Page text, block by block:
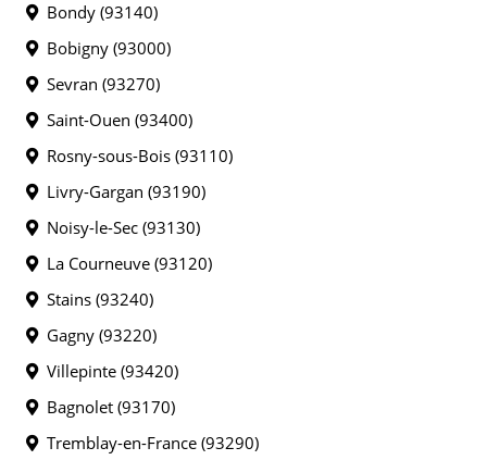
Bondy (93140)
Bobigny (93000)
Sevran (93270)
Saint-Ouen (93400)
Rosny-sous-Bois (93110)
Livry-Gargan (93190)
Noisy-le-Sec (93130)
La Courneuve (93120)
Stains (93240)
Gagny (93220)
Villepinte (93420)
Bagnolet (93170)
Tremblay-en-France (93290)